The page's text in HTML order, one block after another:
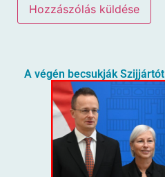
A végén becsukják Szijjártót